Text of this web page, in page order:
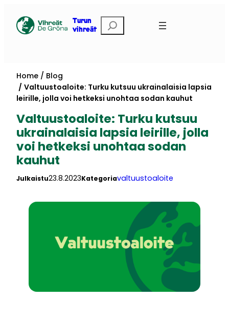
content
Turun
vihreät
Etsi
Home
Blog
Valtuustoaloite: Turku kutsuu ukrainalaisia lapsia
leirille, jolla voi hetkeksi unohtaa sodan kauhut
Valtuustoaloite: Turku kutsuu
ukrainalaisia lapsia leirille, jolla
voi hetkeksi unohtaa sodan
kauhut
Julkaistu23.8.2023Kategoriavaltuustoaloite